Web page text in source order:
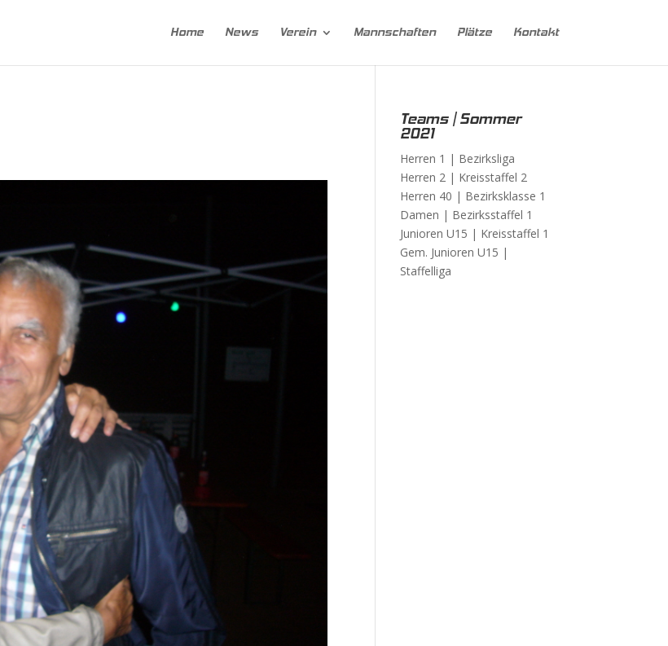
Home News Verein Mannschaften Plätze Kontakt
Teams | Sommer
2021
Herren 1 | Bezirksliga
Herren 2 | Kreisstaffel 2
Herren 40 | Bezirksklasse 1
Damen | Bezirksstaffel 1
Junioren U15 | Kreisstaffel 1
Gem. Junioren U15 |
Staffelliga